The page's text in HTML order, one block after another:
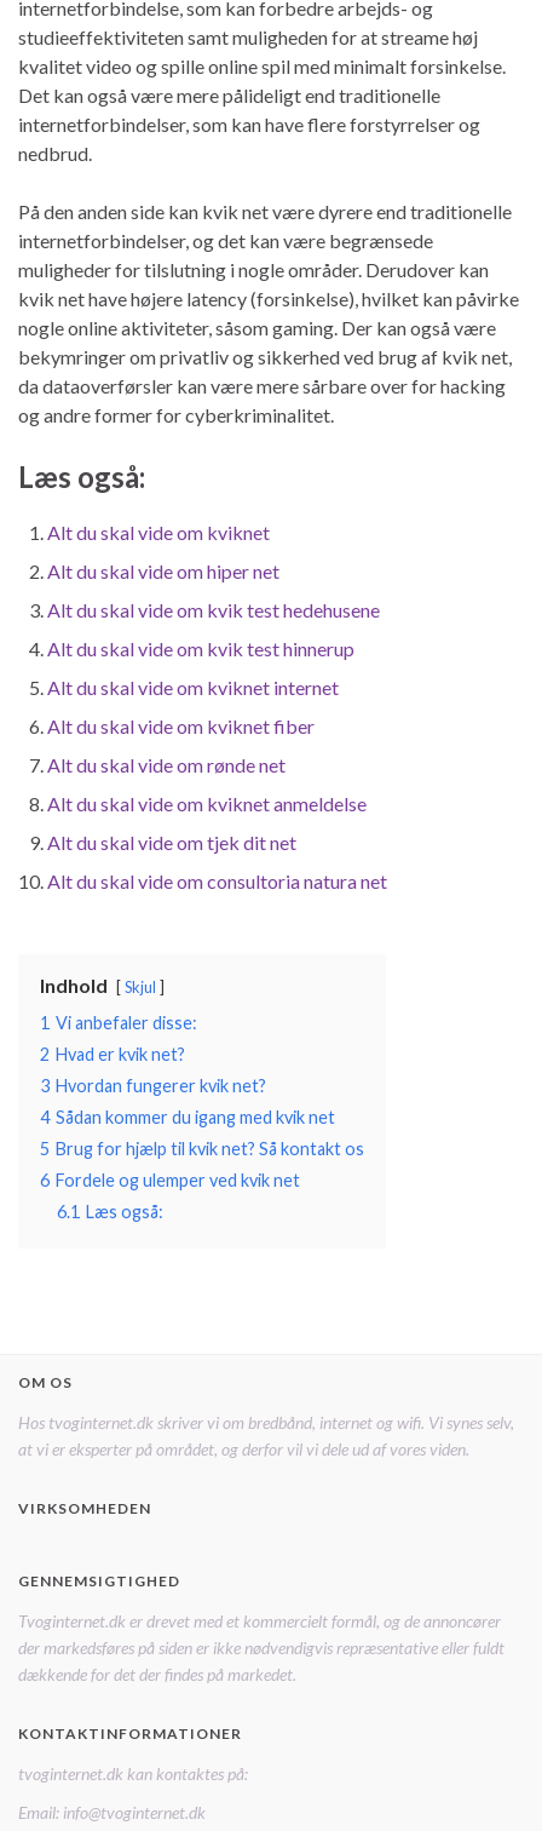
internetforbindelse, som kan forbedre arbejds- og
studieeffektiviteten samt muligheden for at streame høj
kvalitet video og spille online spil med minimalt forsinkelse.
Det kan også være mere pålideligt end traditionelle
internetforbindelser, som kan have flere forstyrrelser og
nedbrud.
På den anden side kan kvik net være dyrere end traditionelle
internetforbindelser, og det kan være begrænsede
muligheder for tilslutning i nogle områder. Derudover kan
kvik net have højere latency (forsinkelse), hvilket kan påvirke
nogle online aktiviteter, såsom gaming. Der kan også være
bekymringer om privatliv og sikkerhed ved brug af kvik net,
da dataoverførsler kan være mere sårbare over for hacking
og andre former for cyberkriminalitet.
Læs også:
Alt du skal vide om kviknet
Alt du skal vide om hiper net
Alt du skal vide om kvik test hedehusene
Alt du skal vide om kvik test hinnerup
Alt du skal vide om kviknet internet
Alt du skal vide om kviknet fiber
Alt du skal vide om rønde net
Alt du skal vide om kviknet anmeldelse
Alt du skal vide om tjek dit net
Alt du skal vide om consultoria natura net
Indhold Skjul
1 Vi anbefaler disse:
2 Hvad er kvik net?
3 Hvordan fungerer kvik net?
4 Sådan kommer du igang med kvik net
5 Brug for hjælp til kvik net? Så kontakt os
6 Fordele og ulemper ved kvik net
6.1 Læs også:
OM OS
Hos tvoginternet.dk skriver vi om bredbånd, internet og wifi. Vi synes selv,
at vi er eksperter på området, og derfor vil vi dele ud af vores viden.
VIRKSOMHEDEN
GENNEMSIGTIGHED
Tvoginternet.dk er drevet med et kommercielt formål, og de annoncører
der markedsføres på siden er ikke nødvendigvis repræsentative eller fuldt
dækkende for det der findes på markedet.
KONTAKTINFORMATIONER
tvoginternet.dk kan kontaktes på:
Email: info@tvoginternet.dk